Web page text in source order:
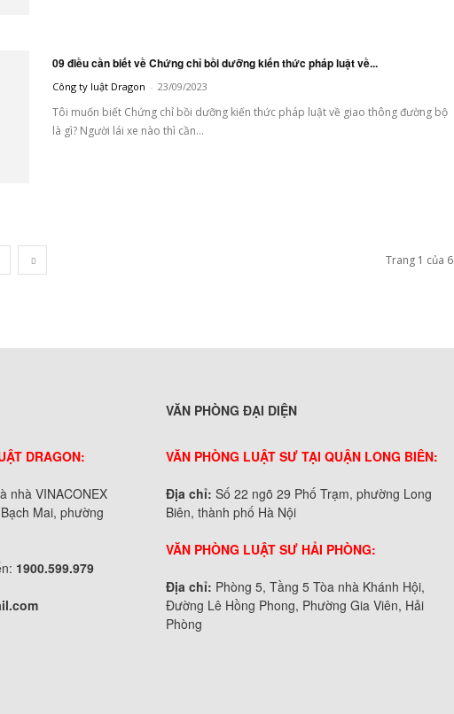
09 điều cần biết về Chứng chỉ bồi dưỡng kiến thức pháp luật về...
Công ty luật Dragon - 23/09/2023
Tôi muốn biết Chứng chỉ bồi dưỡng kiến thức pháp luật về giao thông đường bộ
là gì? Người lái xe nào thì cần...
Trang 1 của 6
DRAGON:
nhà VINACONEX
Mai, phường
1900.599.979
VĂN PHÒNG ĐẠI DIỆN
VĂN PHÒNG LUẬT SƯ TẠI QUẬN LONG BIÊN:
Địa chỉ: Số 22 ngõ 29 Phố Trạm, phường Long
Biên, thành phố Hà Nội
VĂN PHÒNG LUẬT SƯ HẢI PHÒNG:
Địa chỉ: Phòng 5, Tầng 5 Tòa nhà Khánh Hội,
Đường Lê Hồng Phong, Phường Gia Viên, Hải
Phòng